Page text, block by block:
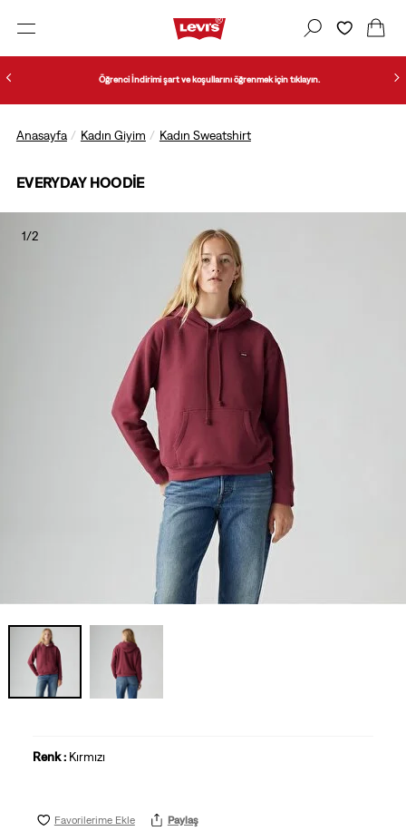
Öğrenci İndirimi şart ve koşullarını öğrenmek için tıklayın.
Anasayfa Kadın Giyim Kadın Sweatshirt
EVERYDAY HOODIE
1/2
Renk : Kırmızı
Favorilerime Ekle Paylaş